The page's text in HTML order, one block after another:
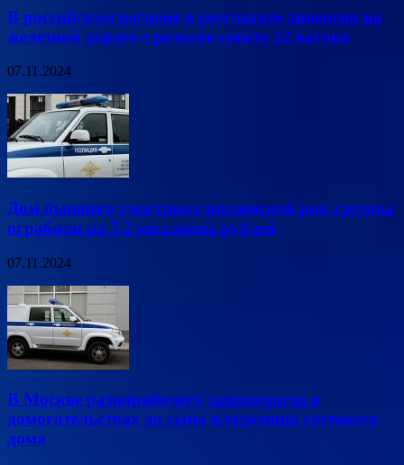
В российском регионе в результате диверсии на
железной дороге с рельсов сошло 22 вагона
07.11.2024
Дом бывшего участника российской рок-группы
ограбили на 5,2 миллиона рублей
07.11.2024
В Москве разнорабочего заподозрили в
домогательствах до сына владелицы гостевого
дома